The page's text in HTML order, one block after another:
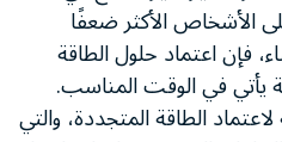
الأشخاص الأكثر ضعفًا
فإن اعتماد حلول الطاقة
يأتي في الوقت المناسب.
الطاقة المتجددة، والتي